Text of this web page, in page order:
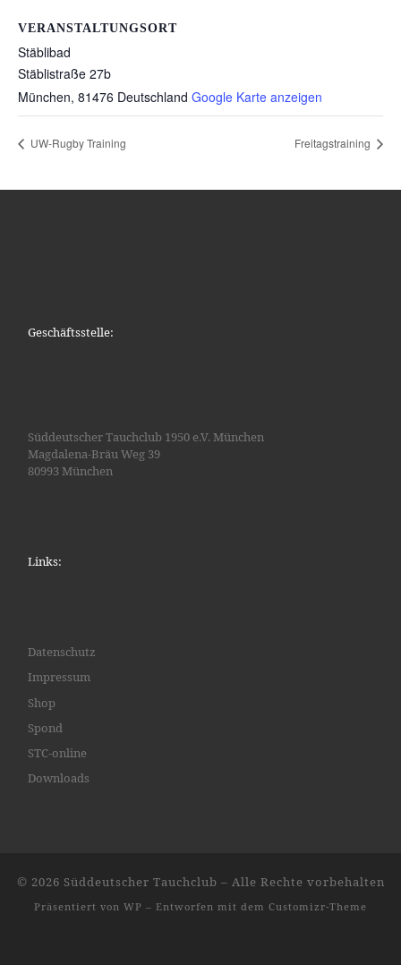
VERANSTALTUNGSORT
Stäblibad
Stäblistraße 27b
München, 81476 Deutschland Google Karte anzeigen
UW-Rugby Training Freitagstraining
Geschäftsstelle:
Süddeutscher Tauchclub 1950 e.V. München
Magdalena-Bräu Weg 39
80993 München
Links:
Datenschutz
Impressum
Shop
Spond
STC-online
Downloads
© 2026 Süddeutscher Tauchclub – Alle Rechte vorbehalten
Präsentiert von WP – Entworfen mit dem Customizr-Theme